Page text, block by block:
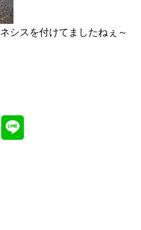
シスを付けてましたねぇ～